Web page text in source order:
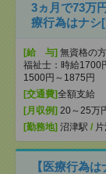
3ヵ月で73万
療行為はナシ
[給 与] 無資格の
福祉士：時給1700
1500円～1875円
[交通費]全額支給
[月収例] 20～25万
[勤務地] 沼津駅 /
【医療行為